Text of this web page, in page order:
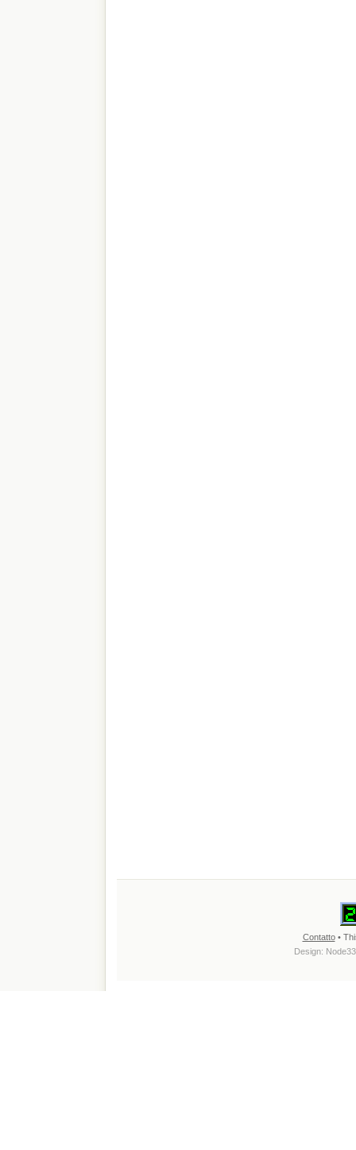
Contatto•
Design: Node33